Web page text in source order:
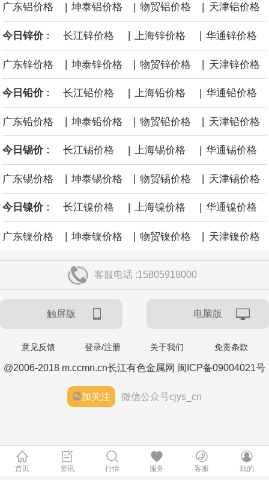
黄金价格有望录得自今年1月以来最大单周涨幅。油价走弱为金价提
供支撑，同时投资者正等待美国非农就业数据，以寻找美国利率前
景的线索。StoneX高级分析师马特·辛普森表示，中东和平前景改善
海力士：龙仁工厂将生产高带宽内存（HBM）及其他下一代动态随
机存取存储器（DRAM）。
广东铝价格 | 坤泰铝价格 | 物贸铝价格 | 天津铝价格
今日锌价 : 长江锌价格 上海锌价格 华通锌价格
广东锌价格 | 坤泰锌价格 | 物贸锌价格 | 天津锌价格
今日铅价 : 长江铅价格 | 上海铅价格 | 华通铅价格
广东铅价格 坤泰铅价格 物贸铅价格 天津铅价格
今日锡价 : 长江锡价格 | 上海锡价格 | 华通锡价格
广东锡价格 坤泰锡价格 物贸锡价格 天津锡价格
今日镍价 : 长江镍价格 | 上海镍价格 | 华通镍价格
广东镍价格 | 坤泰镍价格 | 物贸镍价格 | 天津镍价格
客服电话 :15805918000
触屏版 电脑版
意见反馈 登录/注册 关于我们 免责条款
@2006-2018 m.ccmn.cn长江有色金属网 闽ICP备09004021号
加关注 微信公众号cjys_cn
首页 资讯 行情 服务 客服 我的